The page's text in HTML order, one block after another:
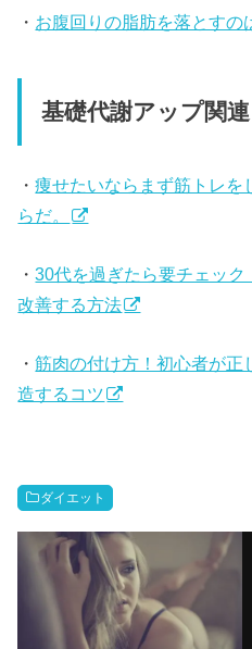
・ お腹回りの脂肪を落とすの
基礎代謝アップ関連
・痩せたいならまず筋トレを
らだ。
・30代を過ぎたら要チェッ
改善する方法
・筋肉の付け方！初心者が正
造するコツ
ダイエット